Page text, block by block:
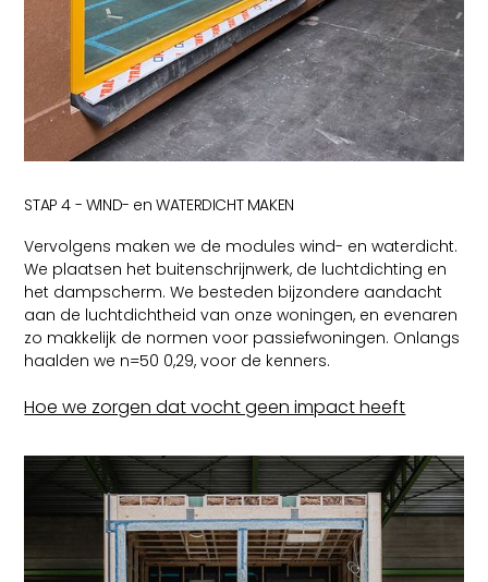
STAP 4 - WIND- en WATERDICHT MAKEN
Vervolgens maken we de modules wind- en waterdicht.
We plaatsen het buitenschrijnwerk, de luchtdichting en
het dampscherm. We besteden bijzondere aandacht
aan de luchtdichtheid van onze woningen, en evenaren
zo makkelijk de normen voor passiefwoningen. Onlangs
haalden we n=50 0,29, voor de kenners.
Hoe we zorgen dat vocht geen impact heeft